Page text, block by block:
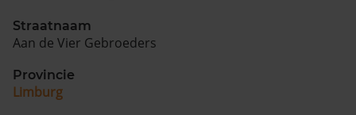
Straatnaam
Aan de Vier Gebroeders
Provincie
Limburg